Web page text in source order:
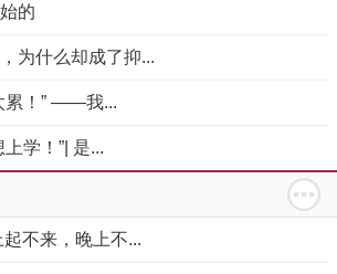
的
为什么却成了抑...
累！” ——我...
学！”| 是...
不来，晚上不...